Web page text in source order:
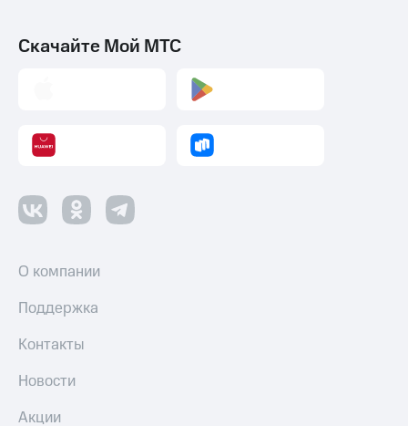
Скачайте Мой МТС
О компании
Поддержка
Контакты
Новости
Акции